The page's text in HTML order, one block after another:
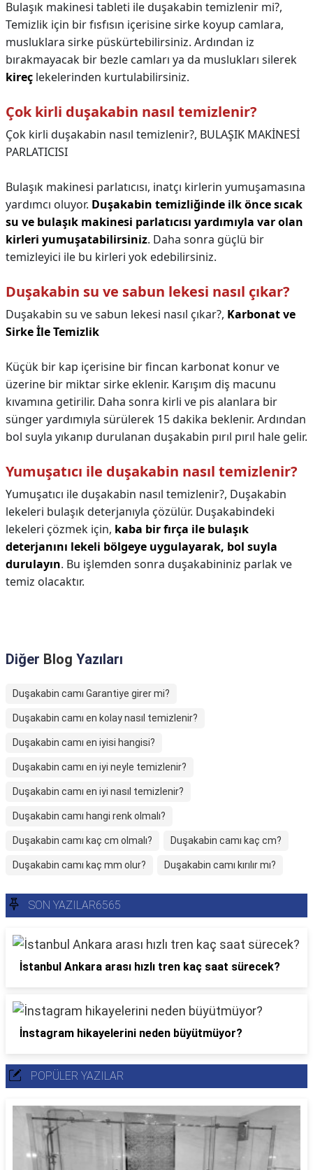
Bulaşık makinesi tableti ile duşakabin temizlenir mi?,
Temizlik için bir fısfısın içerisine sirke koyup camlara,
musluklara sirke püskürtebilirsiniz. Ardından iz
bırakmayacak bir bezle camları ya da muslukları silerek
kireç lekelerinden kurtulabilirsiniz.
Çok kirli duşakabin nasıl temizlenir?
Çok kirli duşakabin nasıl temizlenir?, BULAŞIK MAKİNESİ
PARLATICISI
Bulaşık makinesi parlatıcısı, inatçı kirlerin yumuşamasına
yardımcı oluyor. Duşakabin temizliğinde ilk önce sıcak
su ve bulaşık makinesi parlatıcısı yardımıyla var olan
kirleri yumuşatabilirsiniz. Daha sonra güçlü bir
temizleyici ile bu kirleri yok edebilirsiniz.
Duşakabin su ve sabun lekesi nasıl çıkar?
Duşakabin su ve sabun lekesi nasıl çıkar?, Karbonat ve
Sirke İle Temizlik
Küçük bir kap içerisine bir fincan karbonat konur ve
üzerine bir miktar sirke eklenir. Karışım diş macunu
kıvamına getirilir. Daha sonra kirli ve pis alanlara bir
sünger yardımıyla sürülerek 15 dakika beklenir. Ardından
bol suyla yıkanıp durulanan duşakabin pırıl pırıl hale gelir.
Yumuşatıcı ile duşakabin nasıl temizlenir?
Yumuşatıcı ile duşakabin nasıl temizlenir?, Duşakabin
lekeleri bulaşık deterjanıyla çözülür. Duşakabindeki
lekeleri çözmek için, kaba bir fırça ile bulaşık
deterjanını lekeli bölgeye uygulayarak, bol suyla
durulayın. Bu işlemden sonra duşakabininiz parlak ve
temiz olacaktır.
Diğer Blog Yazıları
Duşakabin camı Garantiye girer mi?
Duşakabin camı en kolay nasıl temizlenir?
Duşakabin camı en iyisi hangisi?
Duşakabin camı en iyi neyle temizlenir?
Duşakabin camı en iyi nasıl temizlenir?
Duşakabin camı hangi renk olmalı?
Duşakabin camı kaç cm olmalı? Duşakabin camı kaç cm?
Duşakabin camı kaç mm olur? Duşakabin camı kırılır mı?
SON YAZILAR6565
İstanbul Ankara arası hızlı tren kaç saat sürecek?
İnstagram hikayelerini neden büyütmüyor?
POPÜLER YAZILAR